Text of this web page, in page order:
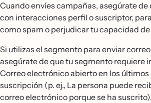
Cuando envíes campañas, asegúrate de
con interacciones perfil o suscriptor,
como spam o perjudicar tu capacidad
Si utilizas el segmento para enviar
asegúrate de que tu segmento requiere
Correo electrónico abierto en los últimos
suscripción (p. ej., La persona puede
correo electrónico porque se ha